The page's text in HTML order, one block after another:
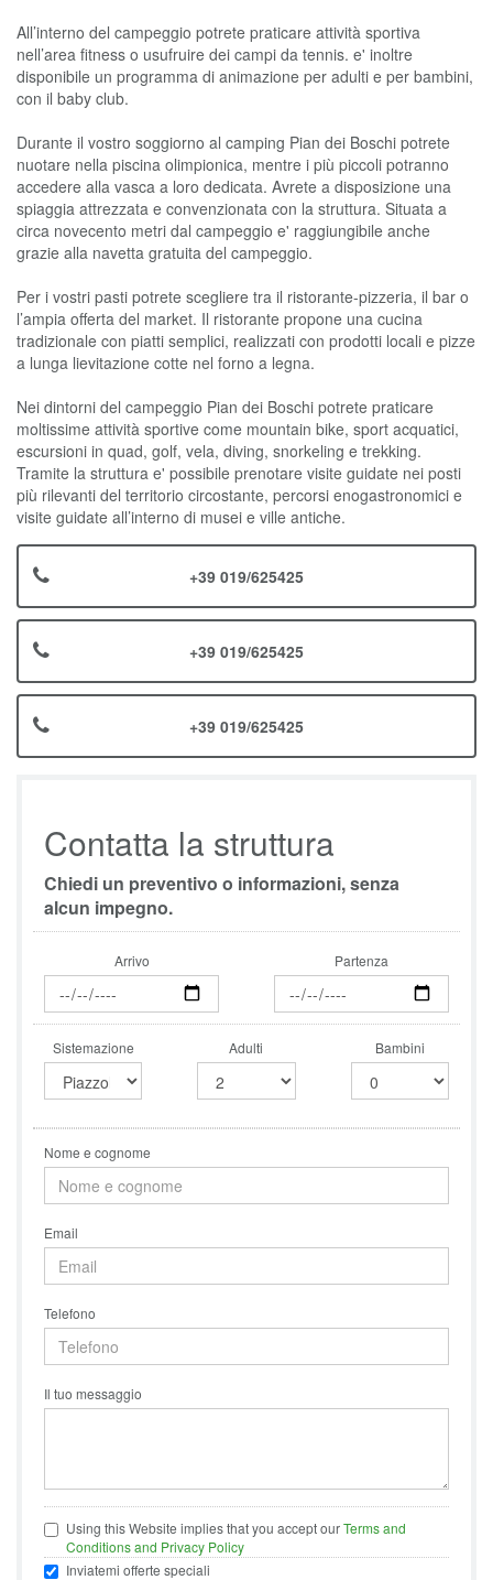
All’interno del campeggio potrete praticare attività sportiva
nell’area fitness o usufruire dei campi da tennis. e' inoltre
disponibile un programma di animazione per adulti e per bambini,
con il baby club.
Durante il vostro soggiorno al camping Pian dei Boschi potrete
nuotare nella piscina olimpionica, mentre i più piccoli potranno
accedere alla vasca a loro dedicata. Avrete a disposizione una
spiaggia attrezzata e convenzionata con la struttura. Situata a
circa novecento metri dal campeggio e' raggiungibile anche
grazie alla navetta gratuita del campeggio.
Per i vostri pasti potrete scegliere tra il ristorante-pizzeria, il bar o
l’ampia offerta del market. Il ristorante propone una cucina
tradizionale con piatti semplici, realizzati con prodotti locali e pizze
a lunga lievitazione cotte nel forno a legna.
Nei dintorni del campeggio Pian dei Boschi potrete praticare
moltissime attività sportive come mountain bike, sport acquatici,
escursioni in quad, golf, vela, diving, snorkeling e trekking.
Tramite la struttura e' possibile prenotare visite guidate nei posti
più rilevanti del territorio circostante, percorsi enogastronomici e
visite guidate all’interno di musei e ville antiche.
+39 019/625425
+39 019/625425
+39 019/625425
Contatta la struttura
Chiedi un preventivo o informazioni, senza
alcun impegno.
Arrivo Partenza
Sistemazione Adulti Bambini
Nome e cognome
Email
Telefono
Il tuo messaggio
Using this Website implies that you accept ourTerms and
Conditions and Privacy Policy
Inviatemi offerte speciali